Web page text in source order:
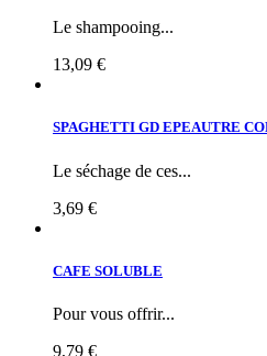
Le shampooing...
13,09 €
SPAGHETTI GD EPEAUTRE
Le séchage de ces...
3,69 €
CAFE SOLUBLE
Pour vous offrir...
9,79 €